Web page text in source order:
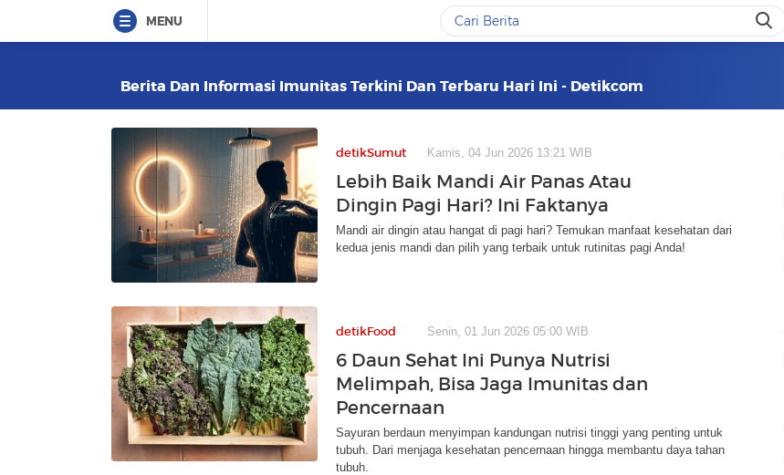
MENU
Berita Dan Informasi Imunitas Terkini Dan Terbaru Hari Ini - Detikcom
detikSumut Kamis, 04 Jun 2026 13:21 WIB
Lebih Baik Mandi Air Panas Atau
Dingin Pagi Hari? Ini Faktanya
Mandi air dingin atau hangat di pagi hari? Temukan manfaat kesehatan dari
kedua jenis mandi dan pilih yang terbaik untuk rutinitas pagi Anda!
detikFood Senin, 01 Jun 2026 05:00 WIB
6 Daun Sehat Ini Punya Nutrisi
Melimpah, Bisa Jaga Imunitas dan
Pencernaan
Sayuran berdaun menyimpan kandungan nutrisi tinggi yang penting untuk
tubuh. Dari menjaga kesehatan pencernaan hingga membantu daya tahan
tubuh.